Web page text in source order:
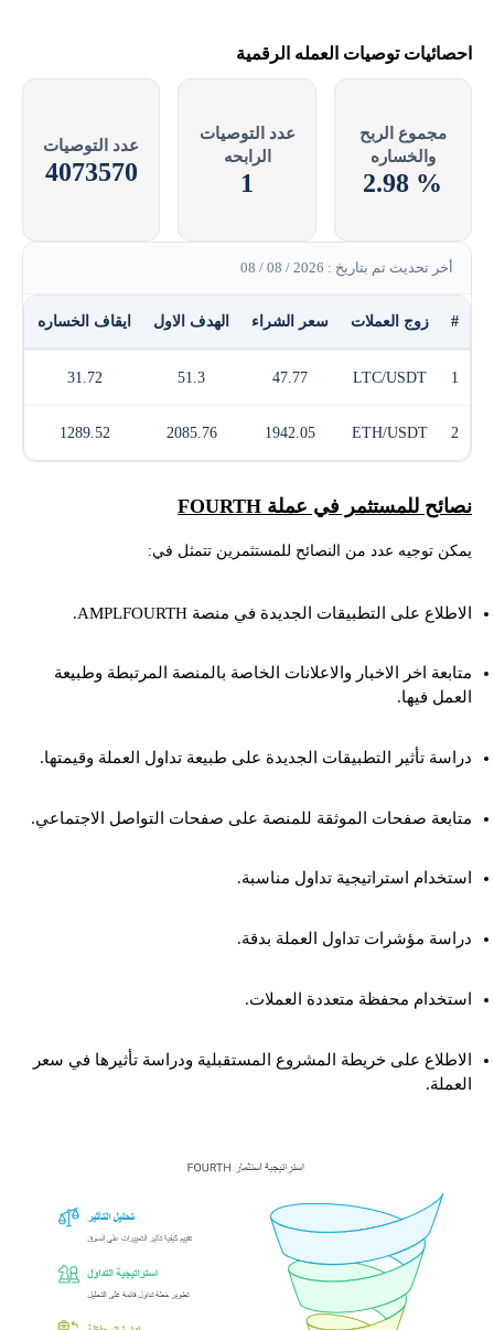
احصائيات توصيات العمله الرقمية
مجموع الربح
والخساره
% 2.98
عدد التوصيات
الرابحه
1
عدد التوصيات
4073570
أخر تحديث تم بتاريخ : 2026 / 08 / 08
# زوج العملات سعر الشراء الهدف الاول ايقاف الخساره
1
LTC/USDT
47.77
51.3
31.72
2
ETH/USDT
1942.05
2085.76
1289.52
نصائح للمستثمر في عملة FOURTH
يمكن توجيه عدد من النصائح للمستثمرين تتمثل في:
الاطلاع على التطبيقات الجديدة في منصة AMPLFOURTH.
متابعة اخر الاخبار والاعلانات الخاصة بالمنصة المرتبطة وطبيعة
العمل فيها.
دراسة تأثير التطبيقات الجديدة على طبيعة تداول العملة وقيمتها.
متابعة صفحات الموثقة للمنصة على صفحات التواصل الاجتماعي.
استخدام استراتيجية تداول مناسبة.
دراسة مؤشرات تداول العملة بدقة.
استخدام محفظة متعددة العملات.
الاطلاع على خريطة المشروع المستقبلية ودراسة تأثيرها في سعر
العملة.